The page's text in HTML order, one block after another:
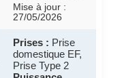
Mise à jour :
27/05/2026
Prises : Prise
domestique EF,
Prise Type 2